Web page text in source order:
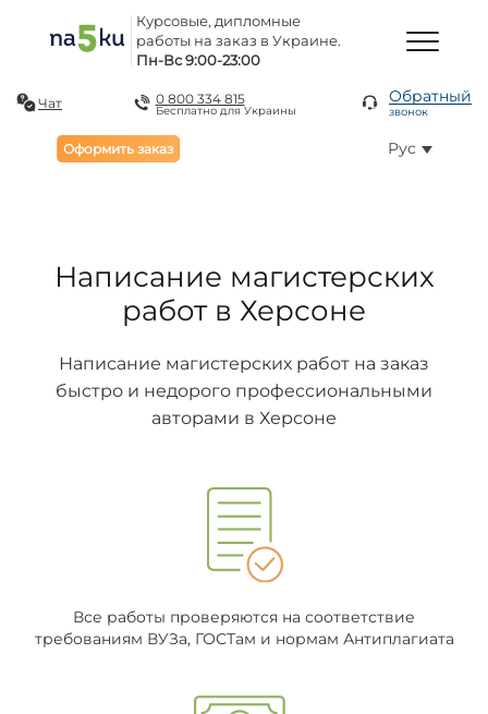
Курсовые, дипломные
работы на заказ в Украине.
Пн-Вс 9:00-23:00
Чат 0 800 334 815
Бесплатно для Украины
Обратный
звонок
Оформить заказ Рус
Написание магистерских
работ в Херсоне
Написание магистерских работ на заказ
быстро и недорого профессиональными
авторами в Херсоне
Все работы проверяются на соответствие
требованиям ВУЗа, ГОСТам и нормам Антиплагиата